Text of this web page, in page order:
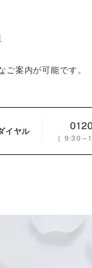
案内が可能です。
イヤル
［ 9:30～